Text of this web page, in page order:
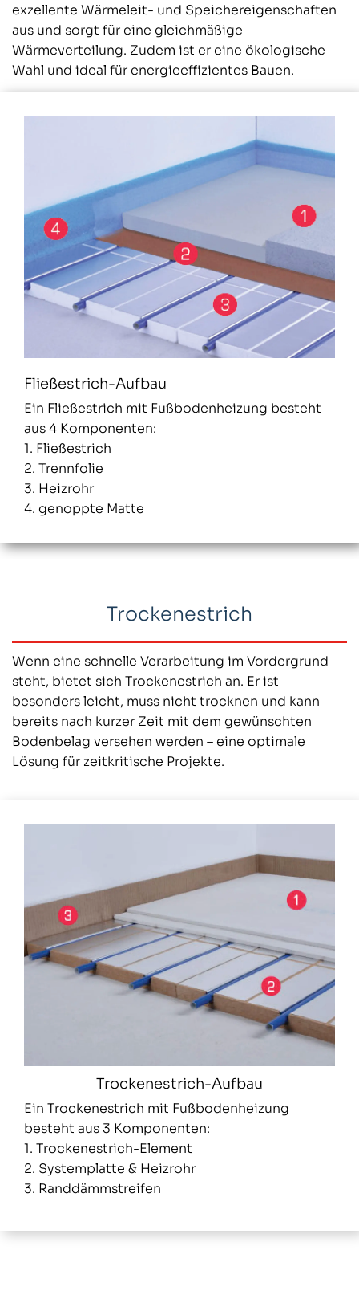
exzellente Wärmeleit- und Speichereigenschaften
aus und sorgt für eine gleichmäßige
Wärmeverteilung. Zudem ist er eine ökologische
Wahl und ideal für energieeffizientes Bauen.
Fließestrich-Aufbau
Ein Fließestrich mit Fußbodenheizung besteht
aus 4 Komponenten:
1. Fließestrich
2. Trennfolie
3. Heizrohr
4. genoppte Matte
Trockenestrich
Wenn eine schnelle Verarbeitung im Vordergrund
steht, bietet sich Trockenestrich an. Er ist
besonders leicht, muss nicht trocknen und kann
bereits nach kurzer Zeit mit dem gewünschten
Bodenbelag versehen werden – eine optimale
Lösung für zeitkritische Projekte.
Trockenestrich-Aufbau
Ein Trockenestrich mit Fußbodenheizung
besteht aus 3 Komponenten:
1. Trockenestrich-Element
2. Systemplatte & Heizrohr
3. Randdämmstreifen